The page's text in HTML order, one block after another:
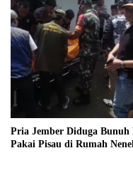
Pria Jember Diduga
Pakai Pisau di Rumah